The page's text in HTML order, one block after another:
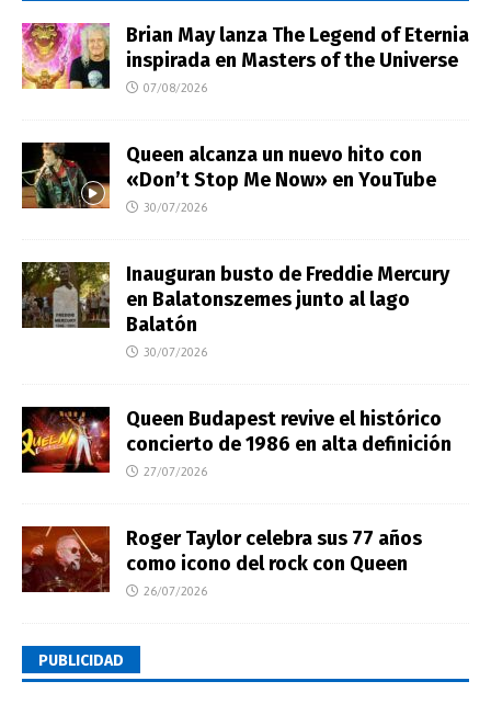
Brian May lanza The Legend of Eternia
inspirada en Masters of the Universe
07/08/2026
Queen alcanza un nuevo hito con
«Don’t Stop Me Now» en YouTube
30/07/2026
Inauguran busto de Freddie Mercury
en Balatonszemes junto al lago
Balatón
30/07/2026
Queen Budapest revive el histórico
concierto de 1986 en alta definición
27/07/2026
Roger Taylor celebra sus 77 años
como icono del rock con Queen
26/07/2026
PUBLICIDAD